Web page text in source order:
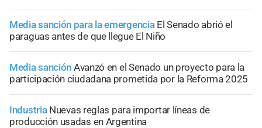
Media sanción para la emergencia El Senado abrió el
paraguas antes de que llegue El Niño
Media sanción Avanzó en el Senado un proyecto para la
participación ciudadana prometida por la Reforma 2025
Industria Nuevas reglas para importar líneas de
producción usadas en Argentina